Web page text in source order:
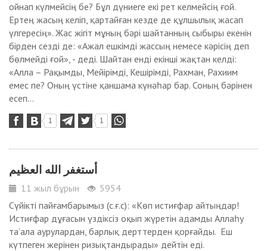
ойнап күлмейсің бе? Бұл дүниеге екі рет келмейсің ғой.
Ертең жасың келіп, қартайған кезде де құлшылық жасап
үлгересің». Жас жігіт мұның бәрі шайтанның сыбыры екенін
бірден сезді де: «Ажал ешкімді жассың немесе кәрісің деп
бөлмейді ғой», - деді. Шайтан енді екінші жақтан келді:
«Алла – Рақымды, Мейірімді, Кешірімді, Рахман, Рахиим
емес пе? Оның үстіне қаншама күнәһар бар. Соның бәрінен
есеп...
1 1
أستغفر الله العظيم
11 жыл бұрын
5954
Сүйікті пайғамбарымыз (с.ғ.с): «Көп истиғфар айтыңдар!
Истиғфар дұғасын үздіксіз оқып жүретін адамды Аллаһу
та’ала аурулардан, барлық дерттерден қорғайды. Еш
күтпеген жерінен ризықтандырады» дейтін еді.